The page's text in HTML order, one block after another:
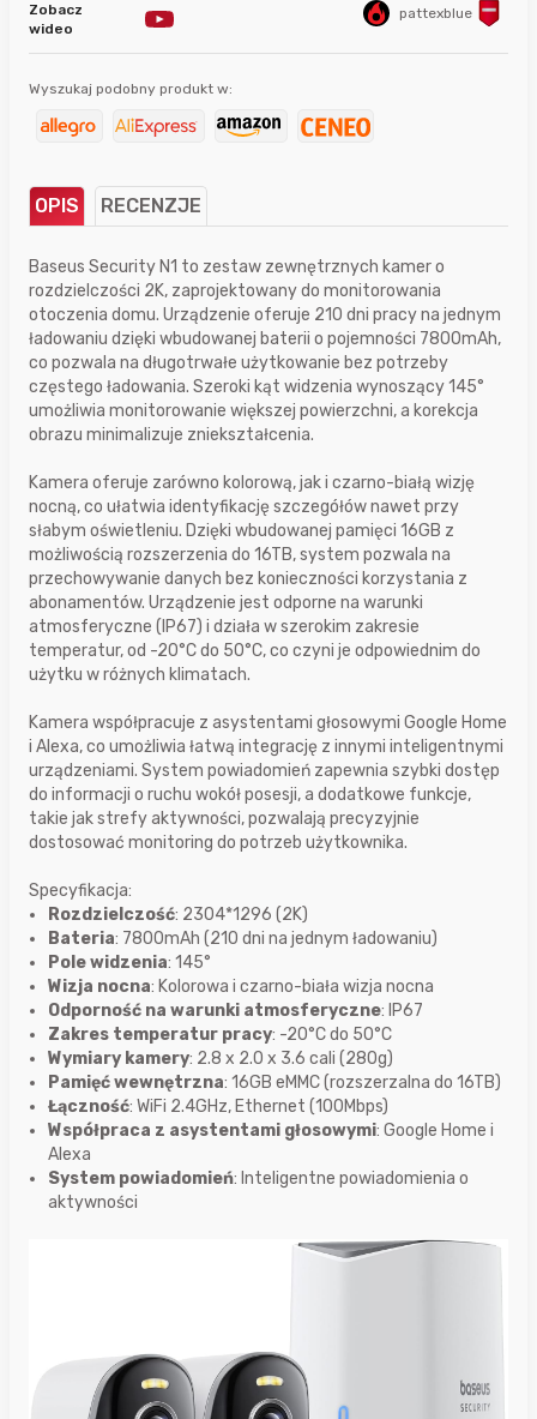
Zobacz
wideo
pattexblue
Wyszukaj podobny produkt w:
OPIS RECENZJE
Baseus Security N1 to zestaw zewnętrznych kamer o
rozdzielczości 2K, zaprojektowany do monitorowania
otoczenia domu. Urządzenie oferuje 210 dni pracy na jednym
ładowaniu dzięki wbudowanej baterii o pojemności 7800mAh,
co pozwala na długotrwałe użytkowanie bez potrzeby
częstego ładowania. Szeroki kąt widzenia wynoszący 145°
umożliwia monitorowanie większej powierzchni, a korekcja
obrazu minimalizuje zniekształcenia.
Kamera oferuje zarówno kolorową, jak i czarno-białą wizję
nocną, co ułatwia identyfikację szczegółów nawet przy
słabym oświetleniu. Dzięki wbudowanej pamięci 16GB z
możliwością rozszerzenia do 16TB, system pozwala na
przechowywanie danych bez konieczności korzystania z
abonamentów. Urządzenie jest odporne na warunki
atmosferyczne (IP67) i działa w szerokim zakresie
temperatur, od -20°C do 50°C, co czyni je odpowiednim do
użytku w różnych klimatach.
Kamera współpracuje z asystentami głosowymi Google Home
i Alexa, co umożliwia łatwą integrację z innymi inteligentnymi
urządzeniami. System powiadomień zapewnia szybki dostęp
do informacji o ruchu wokół posesji, a dodatkowe funkcje,
takie jak strefy aktywności, pozwalają precyzyjnie
dostosować monitoring do potrzeb użytkownika.
Specyfikacja:
Rozdzielczość: 2304*1296 (2K)
Bateria: 7800mAh (210 dni na jednym ładowaniu)
Pole widzenia: 145°
Wizja nocna: Kolorowa i czarno-biała wizja nocna
Odporność na warunki atmosferyczne: IP67
Zakres temperatur pracy: -20°C do 50°C
Wymiary kamery: 2.8 x 2.0 x 3.6 cali (280g)
Pamięć wewnętrzna: 16GB eMMC (rozszerzalna do 16TB)
Łączność: WiFi 2.4GHz, Ethernet (100Mbps)
Współpraca z asystentami głosowymi: Google Home i
Alexa
System powiadomień: Inteligentne powiadomienia o
aktywności